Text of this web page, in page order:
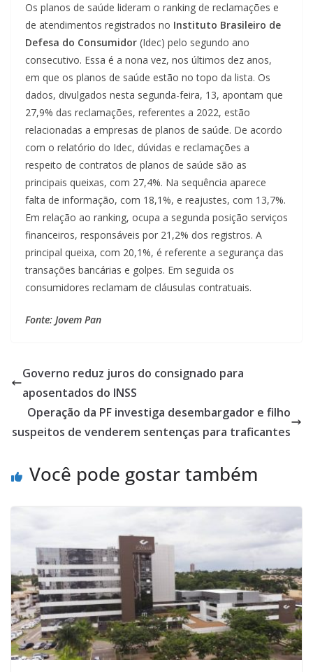
Os planos de saúde lideram o ranking de reclamações e
de atendimentos registrados no Instituto Brasileiro de
Defesa do Consumidor (Idec) pelo segundo ano
consecutivo. Essa é a nona vez, nos últimos dez anos,
em que os planos de saúde estão no topo da lista. Os
dados, divulgados nesta segunda-feira, 13, apontam que
27,9% das reclamações, referentes a 2022, estão
relacionadas a empresas de planos de saúde. De acordo
com o relatório do Idec, dúvidas e reclamações a
respeito de contratos de planos de saúde são as
principais queixas, com 27,4%. Na sequência aparece
falta de informação, com 18,1%, e reajustes, com 13,7%.
Em relação ao ranking, ocupa a segunda posição serviços
financeiros, responsáveis por 21,2% dos registros. A
principal queixa, com 20,1%, é referente a segurança das
transações bancárias e golpes. Em seguida os
consumidores reclamam de cláusulas contratuais.
Fonte: Jovem Pan
Governo reduz juros do consignado para
aposentados do INSS
Operação da PF investiga desembargador e filho
suspeitos de venderem sentenças para traficantes
Você pode gostar também